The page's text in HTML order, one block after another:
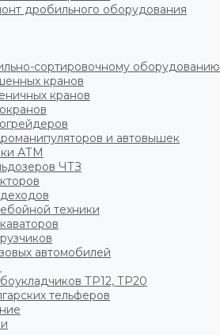
дробильного оборудования
сортировочному оборудованию
кранов
кранов
и автовышек
АТМ
ЧТЗ
техники
автомобилей
ТР12, ТР20
тельферов